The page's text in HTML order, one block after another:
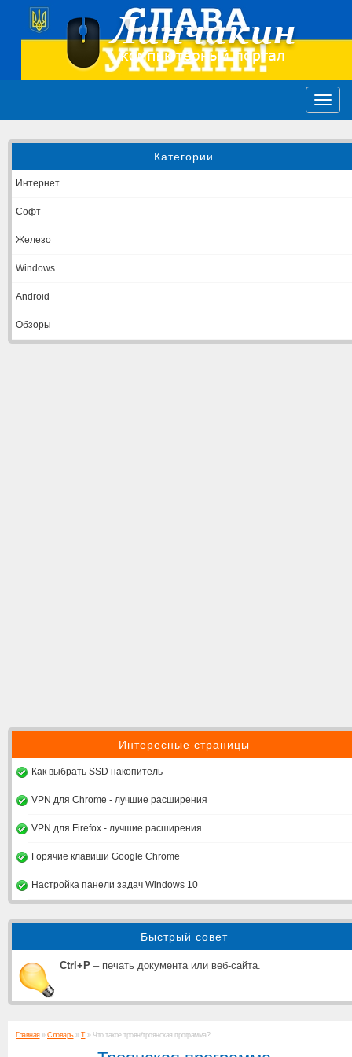
Категории
Интернет
Софт
Железо
Windows
Android
Обзоры
Интересные страницы
Как выбрать SSD накопитель
VPN для Chrome - лучшие расширения
VPN для Firefox - лучшие расширения
Горячие клавиши Google Chrome
Настройка панели задач Windows 10
Быстрый совет
Ctrl+P – печать документа или веб-сайта.
Главная» Словарь» Т» Что такое троян/троянская программа?